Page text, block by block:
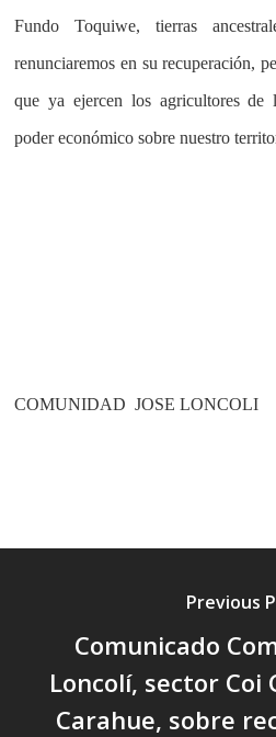
Fundo Toquiwe, tierras
renunciaremos en su recuperación,
que ya ejercen los agricultores de
poder económico sobre nuestro
COMUNIDAD JOSE LONCOLI
Previous
Comunicado
Loncolí, sector Coi
Carahue, sobre